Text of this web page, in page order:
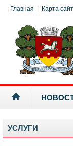
Главная Карта
УСЛУГИ